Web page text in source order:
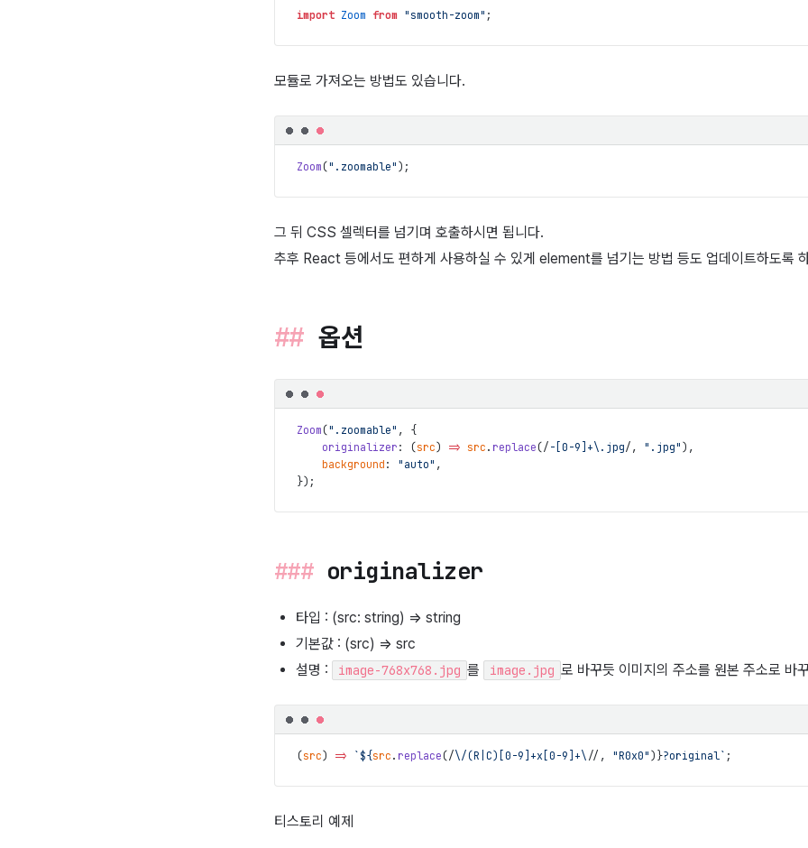
import Zoom from "smooth-zoom" ;
모듈로 가져오는 방법도 있습니다.
Zoom(".zoomable" ) ;
그 뒤 CSS 셀렉터를 넘기며 호출하시면 됩니다.
추후 React 등에서도 편하게 사용하실 수 있게 element를 넘기는 방법 등도 업데이트하도록
옵션
Zoom(".zoomable" ,
{
originalizer : (src) => src . replace(/ -[0-9]+\.jpg/ , ".jpg" ) ,
background : "auto" ,
}) ;
originalizer
타입 : (src: string) => string
기본값 : (src) => src
설명 :
image-768x768.jpg 를 image.jpg 로 바꾸듯 이미지의 주소를 원본 주소로 바
(src) => `${src . replace(/\/(R|C)[0-9]+x[0-9]+\// , "R0x0" ) }?original` ;
티스토리 예제